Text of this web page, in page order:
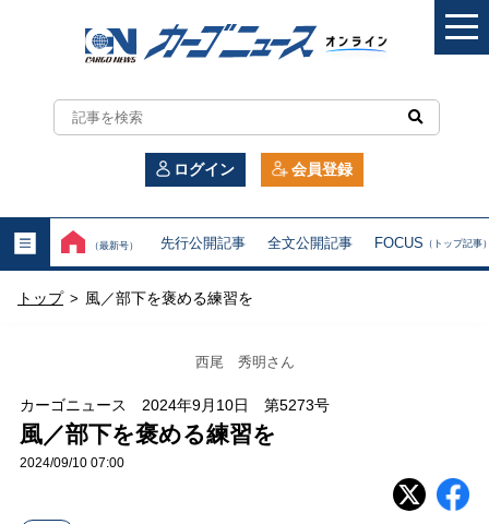
カ
ー
ニ
ュ
オ
ン
ログイン 会員登録
（最新号） 先行公開記事 全文公開記事 FOCUS （トップ記事
トップ > 風／部下を褒める練習を
西尾 秀明さん
カーゴニュース 2024年9月10日 第5273号
風／部下を褒める練習を
2024/09/10 07:00